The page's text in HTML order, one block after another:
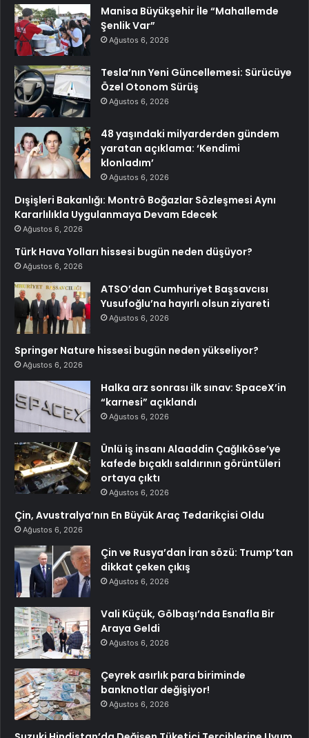
Manisa Büyükşehir İle “Mahallemde
Şenlik Var”
Ağustos 6, 2026
Tesla’nın Yeni Güncellemesi: Sürücüye
Özel Otonom Sürüş
Ağustos 6, 2026
48 yaşındaki milyarderden gündem
yaratan açıklama: ‘Kendimi
klonladım’
Ağustos 6, 2026
Dışişleri Bakanlığı: Montrö Boğazlar Sözleşmesi Aynı
Kararlılıkla Uygulanmaya Devam Edecek
Ağustos 6, 2026
Türk Hava Yolları hissesi bugün neden düşüyor?
Ağustos 6, 2026
ATSO’dan Cumhuriyet Başsavcısı
Yusufoğlu’na hayırlı olsun ziyareti
Ağustos 6, 2026
Springer Nature hissesi bugün neden yükseliyor?
Ağustos 6, 2026
Halka arz sonrası ilk sınav: SpaceX’in
“karnesi” açıklandı
Ağustos 6, 2026
Ünlü iş insanı Alaaddin Çağlıköse’ye
kafede bıçaklı saldırının görüntüleri
ortaya çıktı
Ağustos 6, 2026
Çin, Avustralya’nın En Büyük Araç Tedarikçisi Oldu
Ağustos 6, 2026
Çin ve Rusya’dan İran sözü: Trump’tan
dikkat çeken çıkış
Ağustos 6, 2026
Vali Küçük, Gölbaşı’nda Esnafla Bir
Araya Geldi
Ağustos 6, 2026
Çeyrek asırlık para biriminde
banknotlar değişiyor!
Ağustos 6, 2026